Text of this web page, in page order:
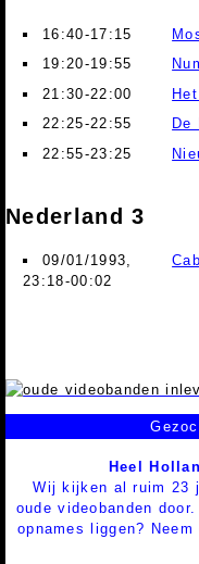
16:40-17:15
19:20-19:55
21:30-22:00
22:25-22:55
De
22:55-23:25
Nederland 3
09/01/1993,
23:18-00:02
Heel
Wij kijken al ruim 23
oude videobanden
opnames liggen?